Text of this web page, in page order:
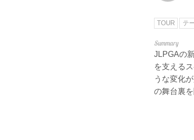
TOUR テ
JLPGAの
を支える
うな変化
の舞台裏を